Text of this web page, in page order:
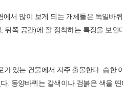
서 많이 보게 되는 개체들은 독일바
뒤쪽 공간)에 잘 정착하는 특징을 보
가 있는 건물에서 자주 출몰한다. 습한
. 동양바퀴는 갈색이나 검붉은 색을